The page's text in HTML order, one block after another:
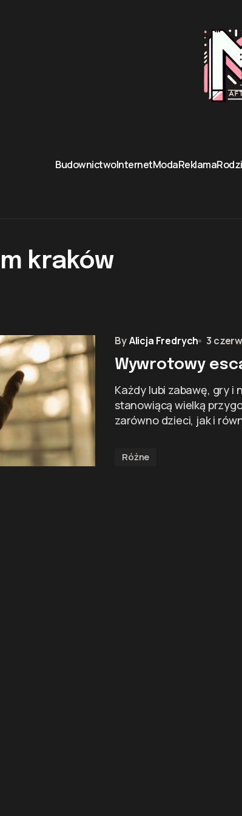
BudownictwoInternetModaReklama
kraków
ByAlicja Fredrych 3
Wywrotowy
Każdy lubi zabawę, gry i
stanowiącą wielką
zarówno dzieci, jak i
Różne